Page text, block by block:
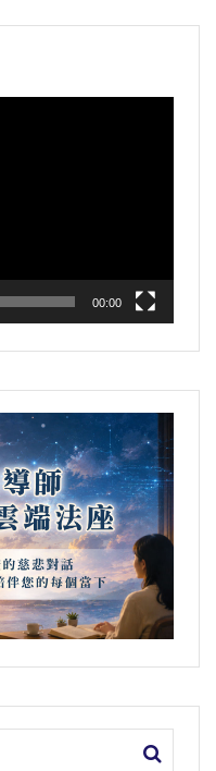
00:00